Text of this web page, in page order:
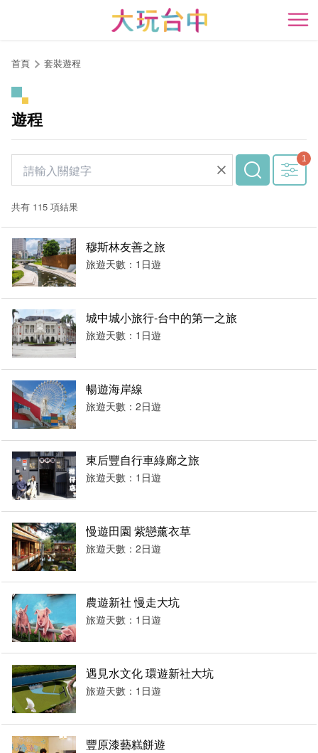
開
首頁 套裝遊程
遊程
共有 115 項結果
穆斯林友善之旅
旅遊天數：1日遊
城中城小旅行-台中的第一之旅
旅遊天數：1日遊
暢遊海岸線
旅遊天數：2日遊
東后豐自行車綠廊之旅
旅遊天數：1日遊
慢遊田園 紫戀薰衣草
旅遊天數：2日遊
農遊新社 慢走大坑
旅遊天數：1日遊
遇見水文化 環遊新社大坑
旅遊天數：1日遊
豐原漆藝糕餅遊